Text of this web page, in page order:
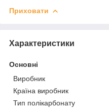
Приховати
Характеристики
Основні
Виробник
Країна виробник
Тип полікарбонату